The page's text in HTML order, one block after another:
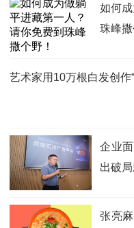
如何
珠峰撒
艺术家用10万根白发创作
企业
出破
张亮